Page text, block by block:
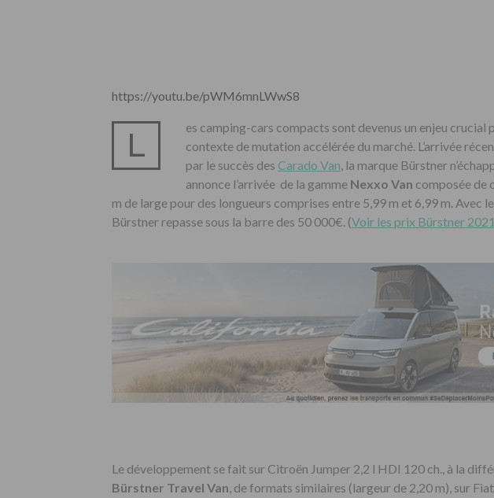
https://youtu.be/pWM6mnLWwS8
L
es camping-cars compacts sont devenus un enjeu crucial
contexte de mutation accélérée du marché. L’arrivée
par le succès des Carado Van, la marque Bürstner
annonce l’arrivée de la gamme Nexxo Van composée de
m de large pour des longueurs comprises entre 5,99 m et 6,99 m. Avec
Bürstner repasse sous la barre des 50 000€. (Voir les prix Bürstner 2021
Le développement se fait sur Citroën Jumper 2,2 l HDI 120 ch., à la
Bürstner Travel Van, de formats similaires (largeur de 2,20 m), sur